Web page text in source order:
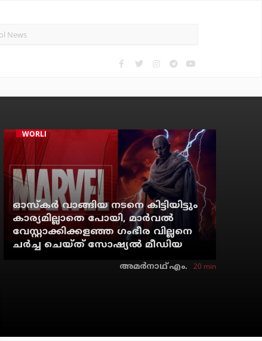
WORLD CINEMA
ഓസ്‌കര്‍ വാങ്ങിയ നടനെ കിട്ടിയിട്ടും
കാര്യമില്ലാതെ പോയി, മാര്‍വല്‍
വേസ്റ്റാക്കിക്കളഞ്ഞ ഗംഭീര വില്ലനെ
ചര്‍ച്ച ചെയ്ത് സോഷ്യല്‍ മീഡിയ
അമര്‍നാഥ് എം. 20 min